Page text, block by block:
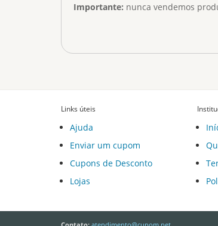
Importante: nunca vendemos
Links úteis
Ajuda
Enviar um cupom
Cupons de Desconto
Lojas
Contato: atendimento@cupom.net